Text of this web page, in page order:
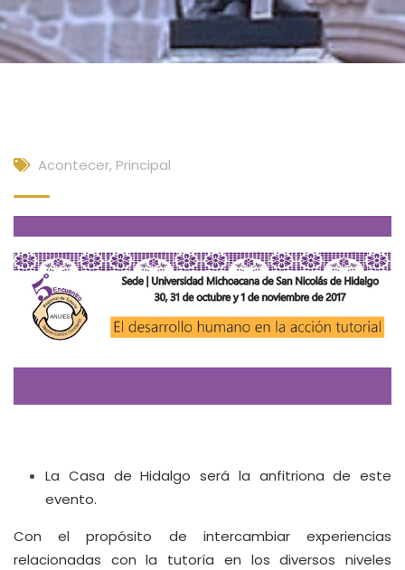
Acontecer, Principal
La Casa de Hidalgo será la anfitriona de este
evento.
Con el propósito de intercambiar experiencias
relacionadas con la tutoría en los diversos niveles